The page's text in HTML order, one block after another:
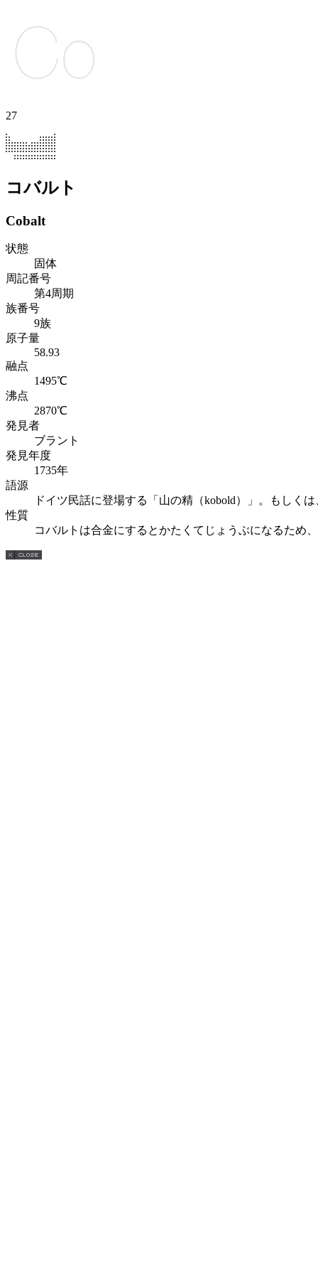
27
コバルト
Cobalt
状態
固体
周記番号
第4周期
族番号
9族
原子量
58.93
融点
1495℃
沸点
2870℃
発見者
ブラント
発見年度
1735年
語源
ドイツ民話に登場する「山の精（kobold）」。もしく
性質
コバルトは合金にするとかたくてじょうぶになるため